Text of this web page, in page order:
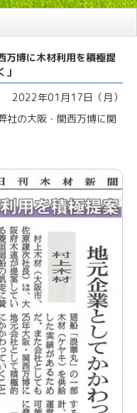
博に木材利用を積極提
2022年01月17日（月）
の大阪・関西万博に関